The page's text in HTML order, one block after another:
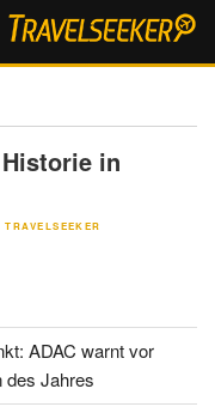
in
ADAC warnt vor
des Jahres